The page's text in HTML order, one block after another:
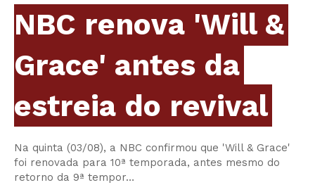
NBC renova 'Will &
Grace' antes da
estreia do revival
Na quinta (03/08), a NBC confirmou que 'Will & Grace'
foi renovada para 10ª temporada, antes mesmo do
retorno da 9ª tempor…